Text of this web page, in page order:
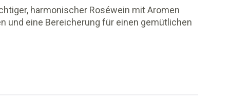
harmonischer Roséwein mit Aromen
und eine Bereicherung für einen gemütlichen